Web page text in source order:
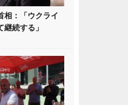
相：「ウクライ
続する」